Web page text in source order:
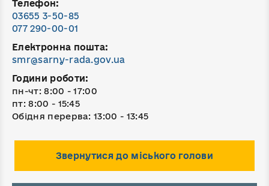
Телефон:
03655 3-50-85
077 290-00-01
Електронна пошта:
smr@sarny-rada.gov.ua
Години роботи:
пн-чт: 8:00 - 17:00
пт: 8:00 - 15:45
Обідня перерва: 13:00 - 13:45
Звернутися до міського голови